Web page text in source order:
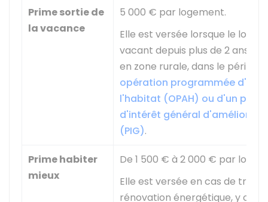
Prime sortie de
la vacance
5 000 € par logement.
Elle est versée lorsque le
vacant depuis plus de 2 ans, et
en zone rurale, dans le
opération programmée
l'habitat (OPAH) ou d'un
d'intérêt général
(PIG).
Prime habiter
mieux
De 1 500 € à 2 000 € par
Elle est versée en cas de
rénovation énergétique, y